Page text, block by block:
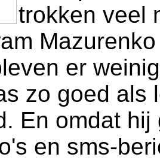
trokken veel
er
zo goed als
En omdat
en sms-